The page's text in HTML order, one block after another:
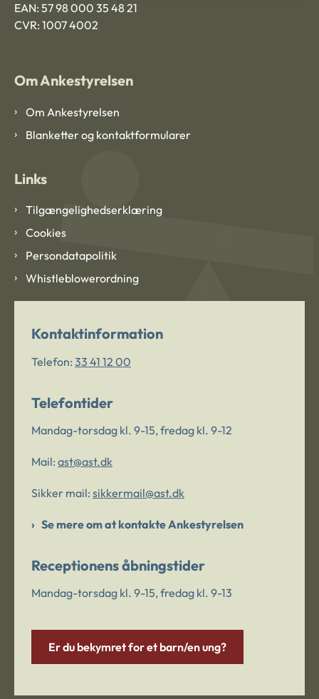
EAN: 57 98 000 35 48 21
CVR: 1007 4002
Om Ankestyrelsen
Om Ankestyrelsen
Blanketter og kontaktformularer
Links
Tilgængelighedserklæring
Cookies
Persondatapolitik
Whistleblowerordning
Kontaktinformation
Telefon: 33 41 12 00
Telefontider
Mandag-torsdag kl. 9-15, fredag kl. 9-12
Mail: ast@ast.dk
Sikker mail: sikkermail@ast.dk
Se mere om at kontakte Ankestyrelsen
Receptionens åbningstider
Mandag-torsdag kl. 9-15, fredag kl. 9-13
Er du bekymret for et barn/en ung?